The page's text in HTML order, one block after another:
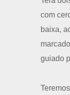
com
baixa,
guiado